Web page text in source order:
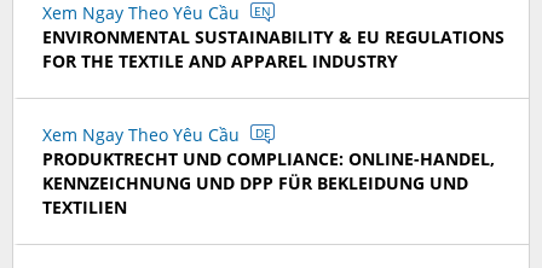
Xem Ngay Theo Yêu Cầu EN
ENVIRONMENTAL SUSTAINABILITY & EU REGULATIONS
FOR THE TEXTILE AND APPAREL INDUSTRY
Xem Ngay Theo Yêu Cầu DE
PRODUKTRECHT UND COMPLIANCE: ONLINE-HANDEL,
KENNZEICHNUNG UND DPP FÜR BEKLEIDUNG UND
TEXTILIEN